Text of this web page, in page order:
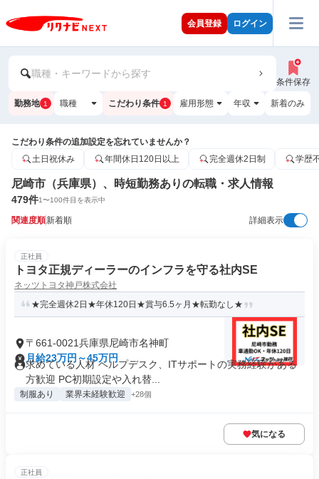
会員登録 ログイン
職種・キーワードから探す
条件保存
勤務地 1 職種 こだわり条件 1 雇用形態 年収 新着のみ
こだわり条件の追加設定を忘れていませんか？
土日祝休み
年間休日120日以上 完全週休2日制 学歴
尼崎市（兵庫県）、時短勤務ありの転職・求人情報
479件1〜100件目を表示中
関連度順新着順 詳細表示
正社員
トヨタ正規ディーラーのインフラを守る社内SE
ネッツトヨタ神戸株式会社
★完全週休2日★年休120日★賞与6.5ヶ月★転勤なし★
〒661-0021兵庫県尼崎市名神町
月給23万円～45万円
求めている人材 ヘルプデスク、ITサポートの実務経験がある
方歓迎 PC初期設定や入れ替...
制服あり 業界未経験歓迎 +28個
気になる
正社員